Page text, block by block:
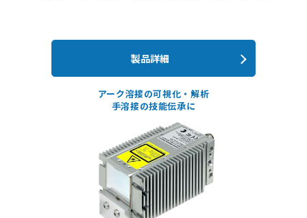
製品詳細
アーク溶接の可視化・解析
手溶接の技能伝承に